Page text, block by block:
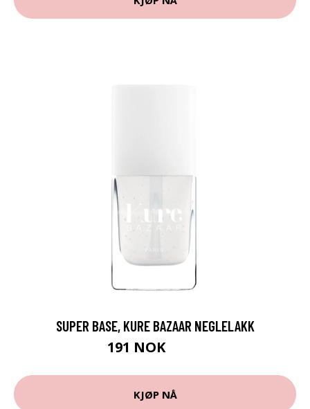
SUPER BASE, KURE BAZAAR NEGLELAKK
191 NOK
KJØP NÅ